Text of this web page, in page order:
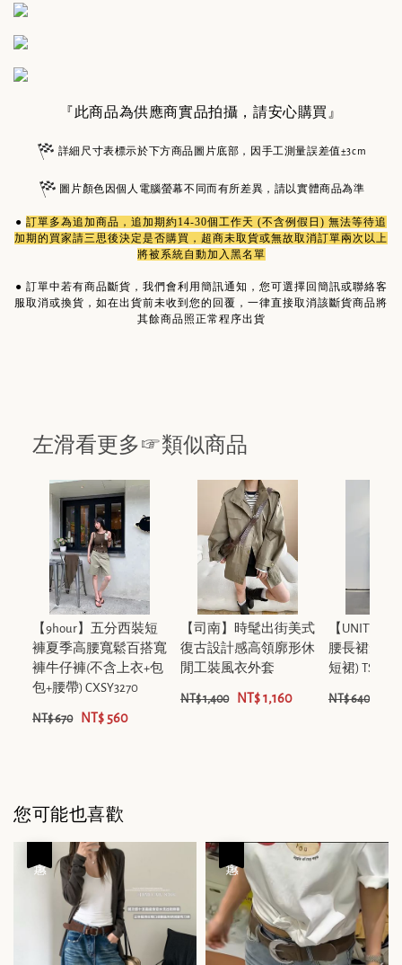
『此商品為供應商實品拍攝，請安心購買』
詳細尺寸表標示於下方商品圖片底部，因手工測量誤差值±3cm
圖片顏色因個人電腦螢幕不同而有所差異，請以實體商品為準
● 訂單多為追加商品 ，追加期約14-30個工作天 (不含例假日) 無法等待追
加期的買家請三思後決定是否購買，超商未取貨或無故取消訂單兩次以上
將被系統自動加入黑名單
● 訂單中若有商品斷貨，我們會利用簡訊通知，您可選擇回簡訊或聯絡客
服取消或換貨，如在出貨前未收到您的回覆，一律直接取消該斷貨商品將
其餘商品照正常程序出貨
左滑看更多☞類似商品
【9hour】五分西裝短
褲夏季高腰寬鬆百搭寬
褲牛仔褲(不含上衣+包
包+腰帶) CXSY3270
NT$ 670 NT$ 560
【司南】時髦出街美式
復古設計感高領廓形休
閒工裝風衣外套
NT$ 1,400 NT$ 1,160
【UNITY】
腰長裙短裙
短裙)
NT$ 640
您可能也喜歡